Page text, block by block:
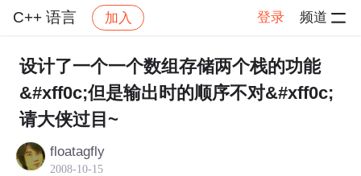
C++ 语言 加入 登录 频道
社区 C++ 语言 帖子详情
设计了一个一个数组存储两个栈的功能
&#xff0c;但是输出时的顺序不对&#xff0c;
请大侠过目~
floatagfly
2008-10-15